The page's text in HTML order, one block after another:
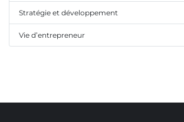
Stratégie et développement
Vie d’entrepreneur